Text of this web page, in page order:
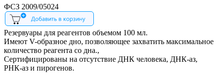
ФСЗ 2009/05024
Резервуары для реагентов объемом 100 мл.
Имеют V-образное дно, позволяющее захватить максимальное
количество реагента со дна.,
Сертифицированы на отсутствие ДНК человека, ДНК-аз,
РНК-аз и пирогенов.